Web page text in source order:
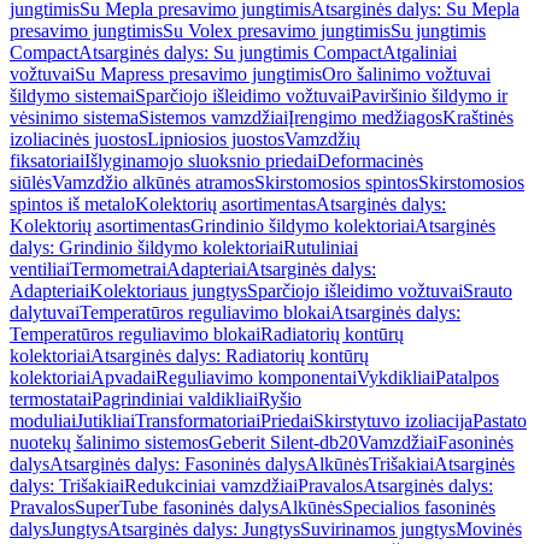
jungtimisSu Mepla presavimo jungtimisAtsarginės dalys: Su Mepla
presavimo jungtimisSu Volex presavimo jungtimisSu jungtimis
CompactAtsarginės dalys: Su jungtimis CompactAtgaliniai
vožtuvaiSu Mapress presavimo jungtimisOro šalinimo vožtuvai
šildymo sistemaiSparčiojo išleidimo vožtuvaiPaviršinio šildymo ir
vėsinimo sistemaSistemos vamzdžiaiĮrengimo medžiagosKraštinės
izoliacinės juostosLipniosios juostosVamzdžių
fiksatoriaiIšlyginamojo sluoksnio priedaiDeformacinės
siūlėsVamzdžio alkūnės atramosSkirstomosios spintosSkirstomosios
spintos iš metaloKolektorių asortimentasAtsarginės dalys:
Kolektorių asortimentasGrindinio šildymo kolektoriaiAtsarginės
dalys: Grindinio šildymo kolektoriaiRutuliniai
ventiliaiTermometraiAdapteriaiAtsarginės dalys:
AdapteriaiKolektoriaus jungtysSparčiojo išleidimo vožtuvaiSrauto
dalytuvaiTemperatūros reguliavimo blokaiAtsarginės dalys:
Temperatūros reguliavimo blokaiRadiatorių kontūrų
kolektoriaiAtsarginės dalys: Radiatorių kontūrų
kolektoriaiApvadaiReguliavimo komponentaiVykdikliaiPatalpos
termostataiPagrindiniai valdikliaiRyšio
moduliaiJutikliaiTransformatoriaiPriedaiSkirstytuvo izoliacijaPastato
nuotekų šalinimo sistemosGeberit Silent-db20VamzdžiaiFasoninės
dalysAtsarginės dalys: Fasoninės dalysAlkūnėsTrišakiaiAtsarginės
dalys: TrišakiaiRedukciniai vamzdžiaiPravalosAtsarginės dalys:
PravalosSuperTube fasoninės dalysAlkūnėsSpecialios fasoninės
dalysJungtysAtsarginės dalys: JungtysSuvirinamos jungtysMovinės